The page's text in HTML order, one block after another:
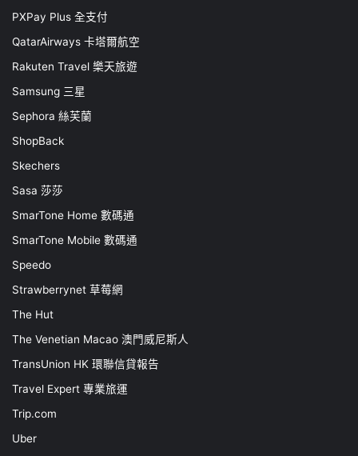
PXPay Plus 全支付
QatarAirways 卡塔爾航空
Rakuten Travel 樂天旅遊
Samsung 三星
Sephora 絲芙蘭
ShopBack
Skechers
Sasa 莎莎
SmarTone Home 數碼通
SmarTone Mobile 數碼通
Speedo
Strawberrynet 草莓網
The Hut
The Venetian Macao 澳門威尼斯人
TransUnion HK 環聯信貸報告
Travel Expert 專業旅運
Trip.com
Uber